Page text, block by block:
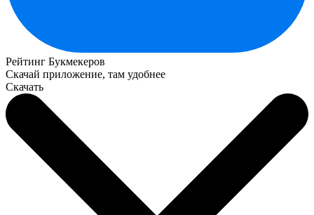
Рейтинг Букмекеров
Скачай приложение, там удобнее
Скачать